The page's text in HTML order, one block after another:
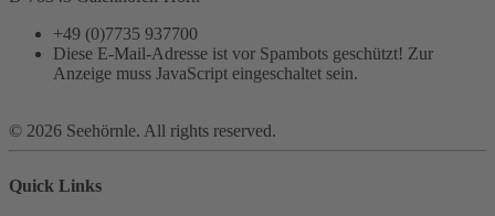
+49 (0)7735 937700
Diese E-Mail-Adresse ist vor Spambots geschützt! Zur
Anzeige muss JavaScript eingeschaltet sein.
© 2026 Seehörnle. All rights reserved.
Quick Links